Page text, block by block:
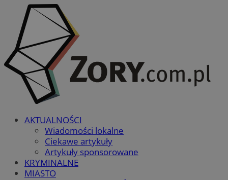
AKTUALNOŚCI
Wiadomości lokalne
Ciekawe artykuły
Artykuły sponsorowane
KRYMINALNE
MIASTO